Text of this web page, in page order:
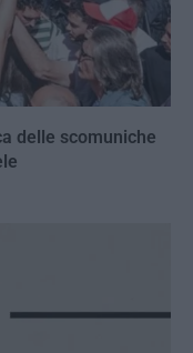
delle scomuniche